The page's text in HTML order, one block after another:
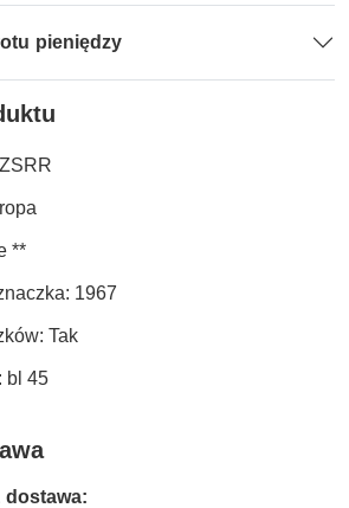
pieniędzy
**
1967
Tak
bl 45
dostawa: